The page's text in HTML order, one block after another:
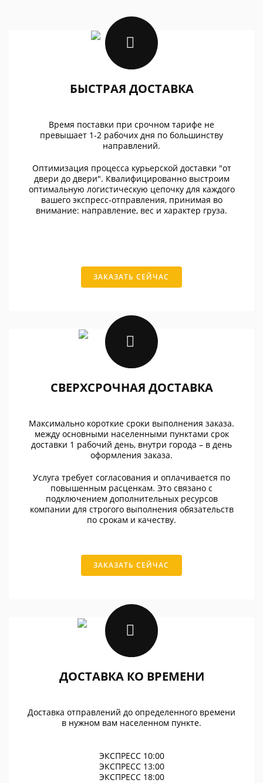
БЫСТРАЯ ДОСТАВКА
Время поставки при срочном тарифе не
превышает 1-2 рабочих дня по большинству
направлений.
Оптимизация процесса курьерской доставки "от
двери до двери". Квалифицированно выстроим
оптимальную логистическую цепочку для каждого
вашего экспресс-отправления, принимая во
внимание: направление, вес и характер груза.
ЗАКАЗАТЬ СЕЙЧАС
СВЕРХСРОЧНАЯ ДОСТАВКА
Максимально короткие сроки выполнения заказа.
между основными населенными пунктами срок
доставки 1 рабочий день, внутри города – в день
оформления заказа.
Услуга требует согласования и оплачивается по
повышенным расценкам. Это связано с
подключением дополнительных ресурсов
компании для строгого выполнения обязательств
по срокам и качеству.
ЗАКАЗАТЬ СЕЙЧАС
ДОСТАВКА КО ВРЕМЕНИ
Доставка отправлений до определенного времени
в нужном вам населенном пункте.
ЭКСПРЕСС 10:00
ЭКСПРЕСС 13:00
ЭКСПРЕСС 18:00